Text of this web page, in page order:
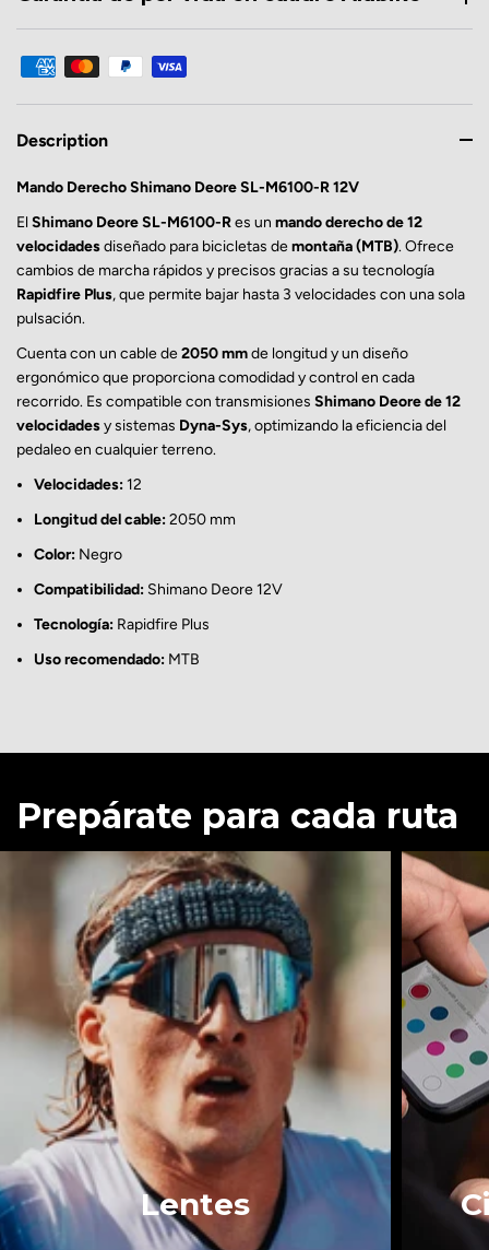
Description
Mando Derecho Shimano Deore SL-M6100-R 12V
El Shimano Deore SL-M6100-Res un mando derecho de 12
velocidadesdiseñado para bicicletas demontaña (MTB). Ofrece
cambios de marcha rápidos y precisos gracias a su tecnología
Rapidfire Plus, que permite bajar hasta 3 velocidades con una sola
pulsación.
Cuenta con un cable de2050 mmde longitud y un diseño
ergonómico que proporciona comodidad y control en cada
recorrido. Es compatible con transmisiones Shimano Deore de 12
velocidadesy sistemas Dyna-Sys, optimizando la eficiencia del
pedaleo en cualquier terreno.
Velocidades:12
Longitud del cable:2050 mm
Color: Negro
Compatibilidad: Shimano Deore 12V
Tecnología: Rapidfire Plus
Uso recomendado: MTB
Prepárate para cada ruta
Lentes